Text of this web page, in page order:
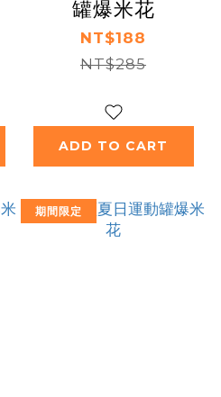
罐爆米花
NT$188
NT$285
ADD TO CART
期間限定